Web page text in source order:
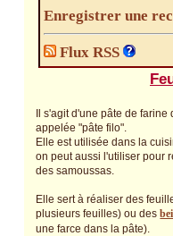
Enregistrer une
Flux RSS
Il s'agit d'une pâte de
appelée "pâte filo".
Elle est utilisée dans la
on peut aussi l'utiliser pour
des samoussas.
Elle sert à réaliser des
plusieurs feuilles) ou des
une farce dans la pâte).